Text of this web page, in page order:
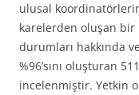
ulusal
karelerden oluşan bir
durumları hakkında
%96’sını oluşturan
incelenmiştir. Yetkin